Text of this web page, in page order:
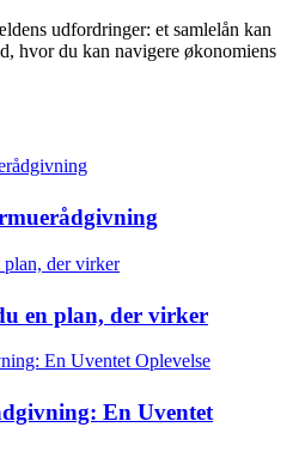
udfordringer: et samlelån kan
hvor du kan navigere økonomiens
en plan, der virker
En Uventet